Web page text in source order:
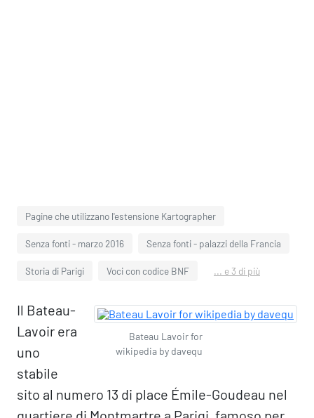
Pagine che utilizzano l'estensione Kartographer
Senza fonti - marzo 2016 Senza fonti - palazzi della Francia
Storia di Parigi Voci con codice BNF ... e 3 di più
Bateau Lavoir for
wikipedia by davequ
Il Bateau-
Lavoir era
uno
stabile
sito al numero 13 di place Émile-Goudeau nel